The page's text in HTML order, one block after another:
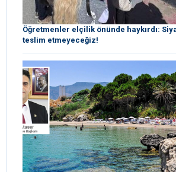
Öğretmenler elçilik önünde haykırdı:
teslim etmeyeceğiz!